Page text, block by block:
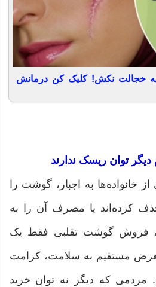
خجالت نکش! کلیک کن درمانش
توان ریسک ندارند
خانواده‌ها به اجبار، گوشت را
کرده‌اند یا مصرف آن را به
فروش گوشت تقلبی فقط یک
مستقیم به سلامت، کرامت
که دیگر نه توان خرید